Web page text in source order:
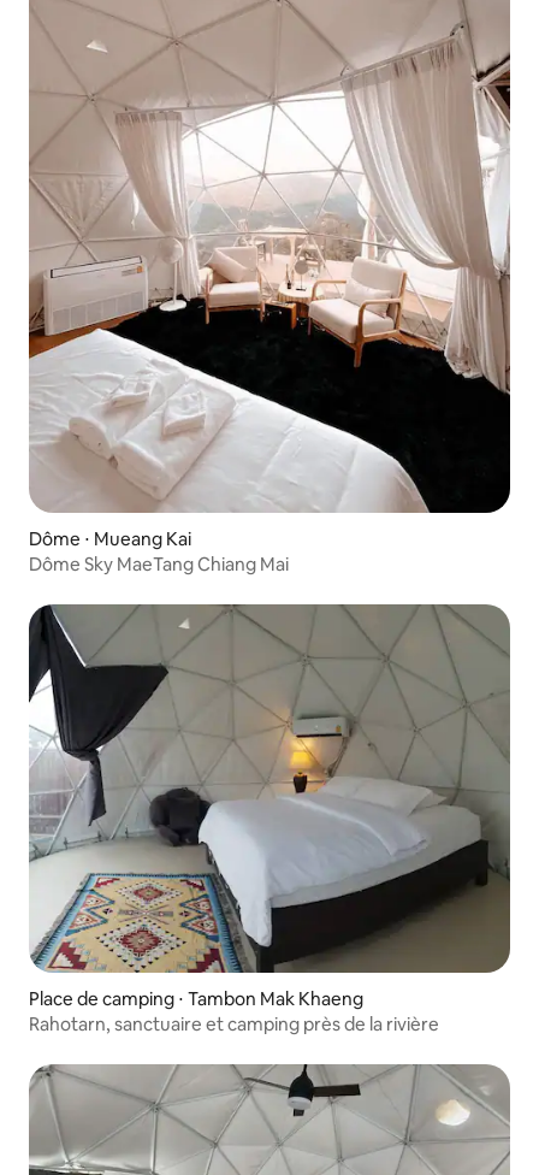
Dôme ⋅ Mueang Kai
Dôme Sky MaeTang Chiang Mai
Place de camping ⋅ Tambon Mak Khaeng
Rahotarn, sanctuaire et camping près de la rivière